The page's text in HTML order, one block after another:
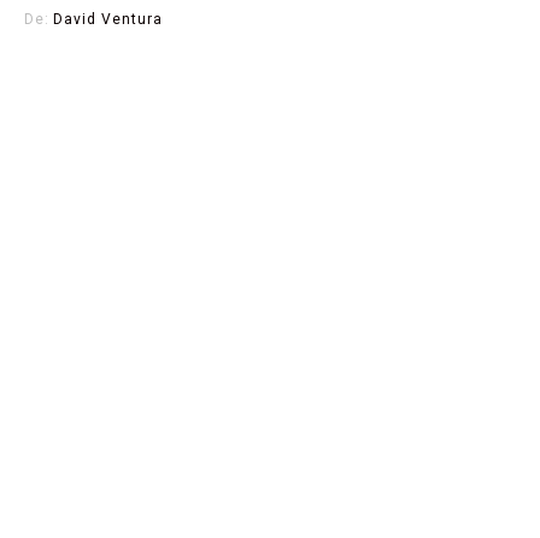
De: David Ventura